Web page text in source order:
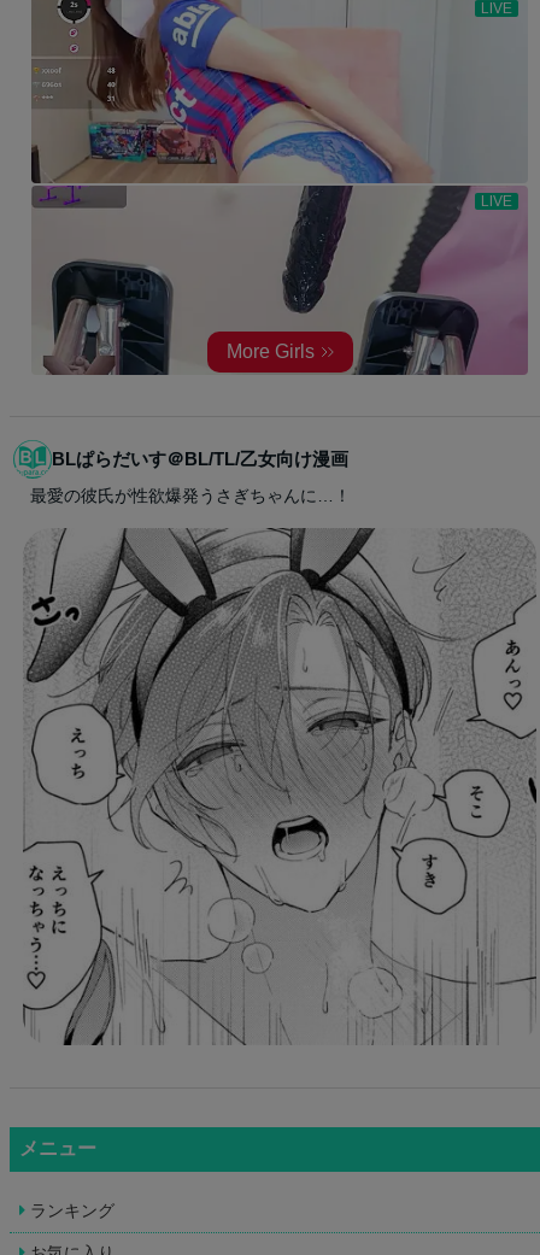
BLぱらだいす＠BL/TL/乙女向け漫画
最愛の彼氏が性欲爆発うさぎちゃんに…！
メニュー
ランキング